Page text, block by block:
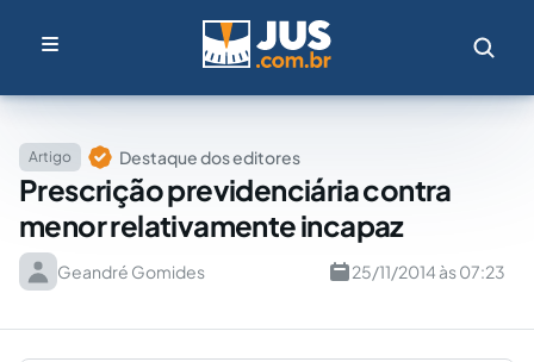
Artigo Destaque dos editores
Prescrição previdenciária contra
menor relativamente incapaz
Geandré Gomides 25/11/2014 às 07:23